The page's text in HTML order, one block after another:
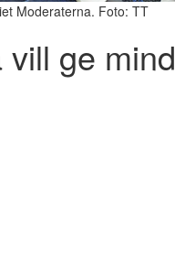
Moderaterna. Foto: TT
vill ge